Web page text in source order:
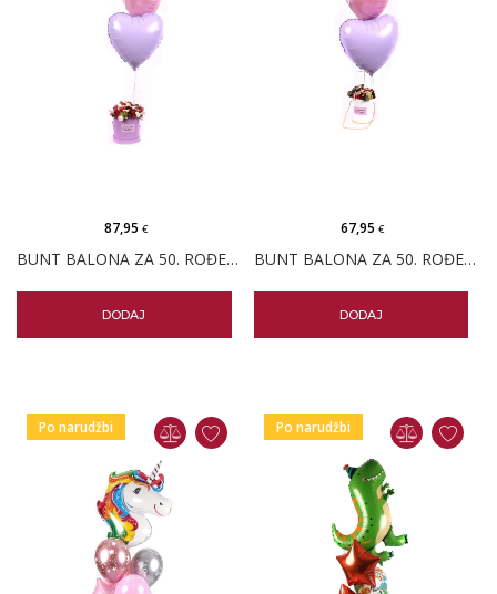
BUNT BALONA ZA 50. ROĐENDAN I VELIKI BOX CVIJEĆA
87,95 €
DODAJ
BUNT BALONA ZA 50. ROĐENDAN I MALI BOX CVIJEĆA
67,95€
DODAJ
Po narudžbi Po narudžbi